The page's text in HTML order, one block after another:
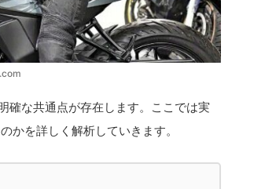
確な共通点が存在します。ここでは実
かを詳しく解析していきます。